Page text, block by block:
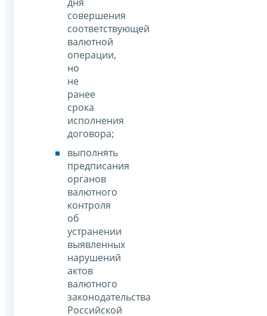
совершения
соответствующей
валютной
операции,
но
не
ранее
срока
исполнения
договора;
выполнять
предписания
органов
валютного
контроля
об
устранении
выявленных
нарушений
актов
валютного
законодательства
Российской